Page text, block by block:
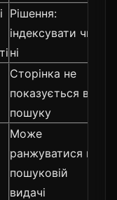
Рішення:
індексувати чи
ні
Сторінка не
показується в
пошуку
Може
ранжуватися в
пошуковій
видачі